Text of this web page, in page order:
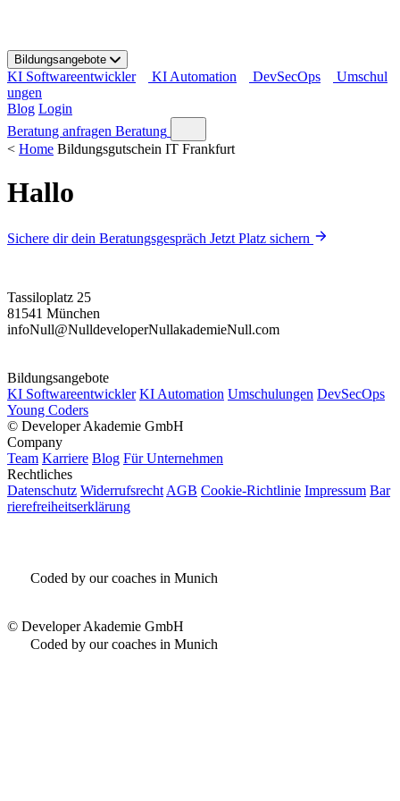
t
o
c
o
n
t
Bildungsangebote
KI Softwareentwickler KI Automation DevSecOps
Umschul
ungen
Blog Login
Beratung anfragen Beratung
< Home Bildungsgutschein IT Frankfurt
Hallo
Sichere dir dein Beratungsgespräch Jetzt Platz sichern
Tassiloplatz 25
81541 München
infoNull@NulldeveloperNullakademieNull.com
Bildungsangebote
KI Softwareentwickler KI Automation Umschulungen DevSecOps
Young Coders
© Developer Akademie GmbH
Company
Team Karriere Blog Für Unternehmen
Rechtliches
Datenschutz Widerrufsrecht AGB Cookie-Richtlinie Impressum Bar
rierefreiheitserklärung
Coded by our coaches in Munich
© Developer Akademie GmbH
Coded by our coaches in Munich